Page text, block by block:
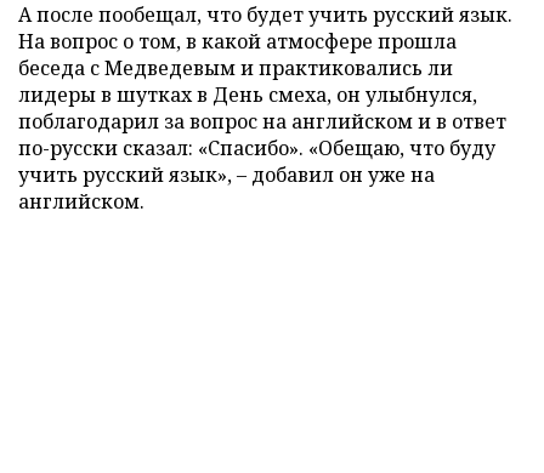
А после пообещал, что будет учить русский язык.
На вопрос о том, в какой атмосфере прошла
беседа с Медведевым и практиковались ли
лидеры в шутках в День смеха, он улыбнулся,
поблагодарил за вопрос на английском и в ответ
по-русски сказал: «Спасибо». «Обещаю, что буду
учить русский язык», – добавил он уже на
английском.